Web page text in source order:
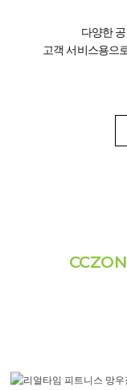
다양한
고객 서비스용으